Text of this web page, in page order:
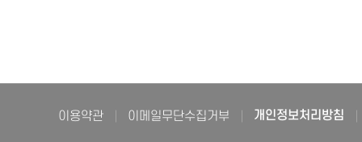
이용약관 이메일무단수집거부 개인정보처리방침